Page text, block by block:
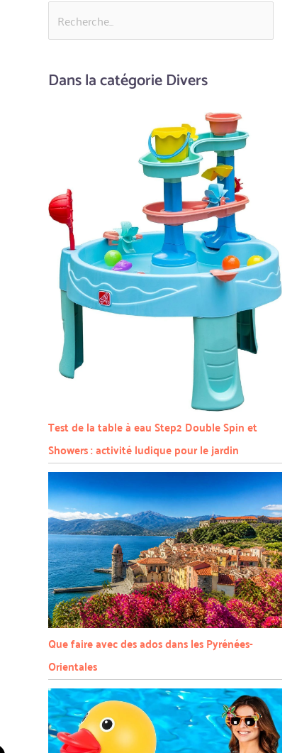
Dans la catégorie Divers
Test de la table à eau Step2 Double Spin et
Showers : activité ludique pour le jardin
Que faire avec des ados dans les Pyrénées-
Orientales